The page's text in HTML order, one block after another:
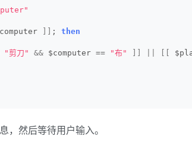
; then
"剪刀" && $computer == "布"
，然后等待用户输入。